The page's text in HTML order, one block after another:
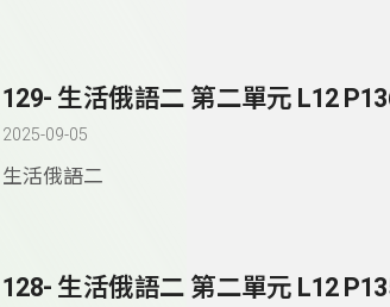
129- 生活俄語二 第二單元 L12
2025-09-05
生活俄語二
128- 生活俄語二 第二單元 L12